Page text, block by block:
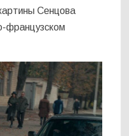
Сенцова
французском